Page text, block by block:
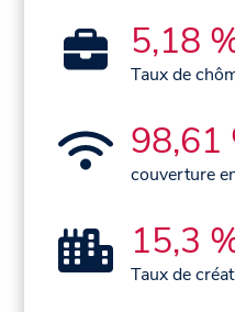
5,18
Taux de
98,61
couverture
15,3
Taux de